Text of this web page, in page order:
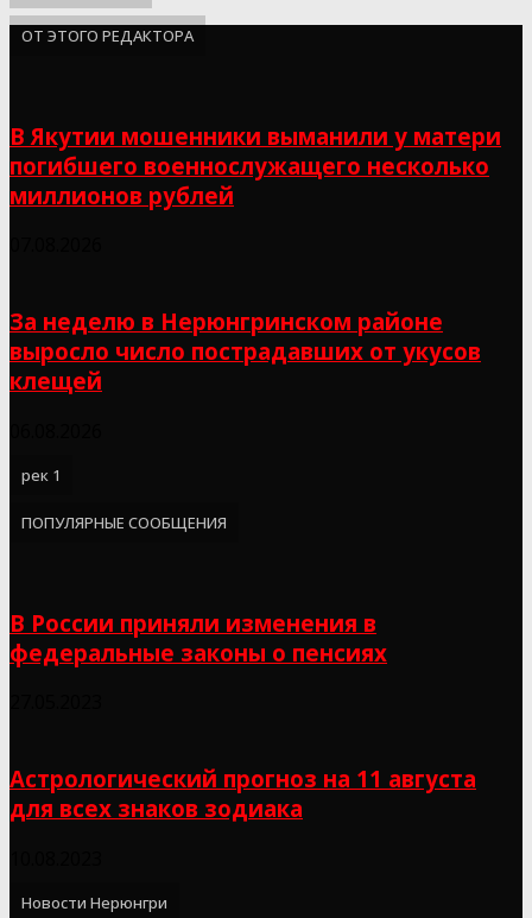
ОТ ЭТОГО РЕДАКТОРА
В Якутии мошенники выманили у матери
погибшего военнослужащего несколько
миллионов рублей
За неделю в Нерюнгринском районе
выросло число пострадавших от укусов
клещей
рек 1
ПОПУЛЯРНЫЕ СООБЩЕНИЯ
В России приняли изменения в
федеральные законы о пенсиях
Астрологический прогноз на 11 августа
для всех знаков зодиака
Новости Нерюнгри